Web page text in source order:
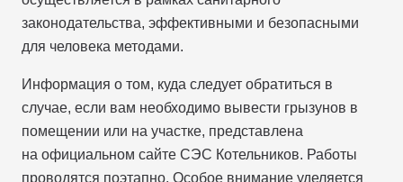
законодательства, эффективными и безопасными
для человека методами.
Информация о том, куда следует обратиться в
случае, если вам необходимо вывести грызунов в
помещении или на участке, представлена
на официальном сайте СЭС Котельников. Работы
проводятся поэтапно. Особое внимание уделяется